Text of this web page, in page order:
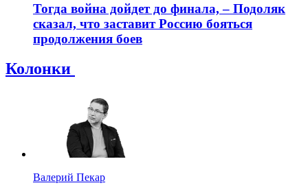
Тогда война дойдет до финала, – Подоляк
сказал, что заставит Россию бояться
продолжения боев
Колонки
Валерий Пекар